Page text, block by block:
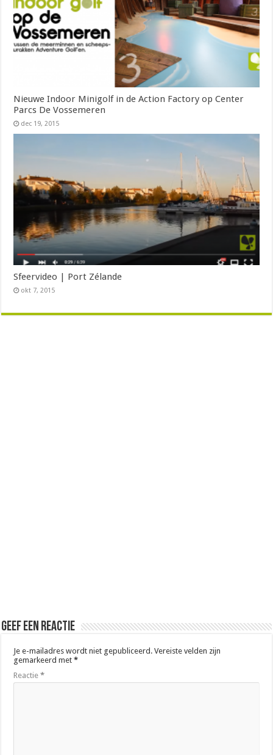
Nieuwe Indoor Minigolf in de Action Factory op Center
Parcs De Vossemeren
dec 19, 2015
Sfeervideo | Port Zélande
okt 7, 2015
Geef een reactie
Je e-mailadres wordt niet gepubliceerd. Vereiste velden zijn
gemarkeerd met*
Reactie*